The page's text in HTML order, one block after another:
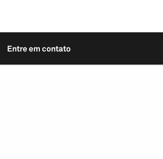
Entre em contato